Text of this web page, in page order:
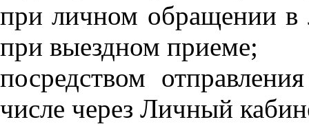
при личном обращении
при выездном приеме;
посредством
числе через Личный